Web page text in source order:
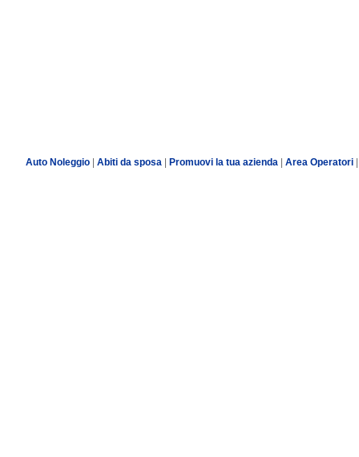
Auto Noleggio| Abiti da sposa| Promuovi la tua azienda Area Operatori